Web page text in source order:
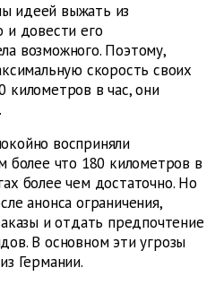
идеей выжать из
и довести его
возможного. Поэтому,
скорость своих
километров в час, они
восприняли
более что 180 километров в
более чем достаточно. Но
анонса ограничения,
и отдать предпочтение
В основном эти угрозы
Германии.